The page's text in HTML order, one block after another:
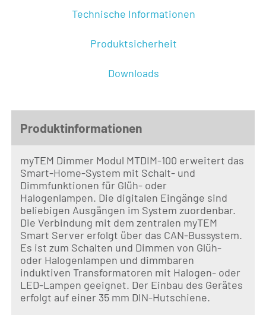
Technische Informationen
Produktsicherheit
Downloads
Produktinformationen
myTEM Dimmer Modul MTDIM-100 erweitert das
Smart-Home-System mit Schalt- und
Dimmfunktionen für Glüh- oder
Halogenlampen. Die digitalen Eingänge sind
beliebigen Ausgängen im System zuordenbar.
Die Verbindung mit dem zentralen myTEM
Smart Server erfolgt über das CAN-Bussystem.
Es ist zum Schalten und Dimmen von Glüh-
oder Halogenlampen und dimmbaren
induktiven Transformatoren mit Halogen- oder
LED-Lampen geeignet. Der Einbau des Gerätes
erfolgt auf einer 35 mm DIN-Hutschiene.